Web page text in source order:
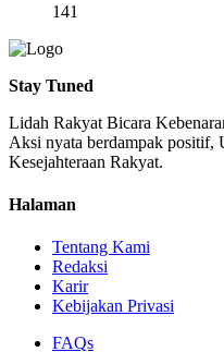
141
Stay Tuned
Lidah Rakyat Bicara
Aksi nyata berdampak positif,
Kesejahteraan Rakyat.
Halaman
Tentang Kami
Redaksi
Karir
Kebijakan Privasi
FAQs